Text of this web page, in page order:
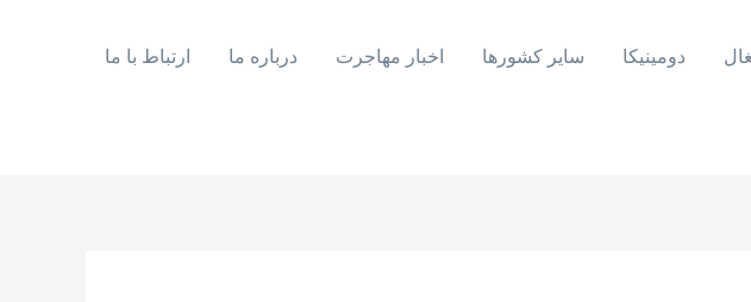
دومینیکا سایر کشورها اخبار مهاجرت درباره ما ارتباط با ما